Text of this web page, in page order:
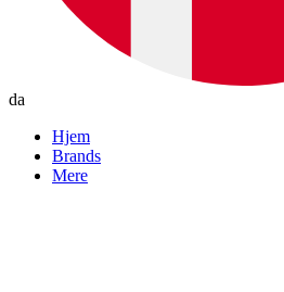
da
Hjem
Brands
Mere